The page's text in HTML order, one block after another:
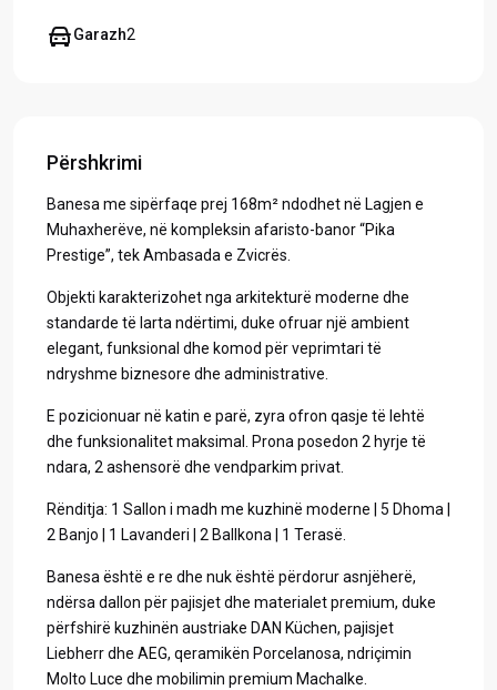
Garazh2
Përshkrimi
Banesa me sipërfaqe prej 168m² ndodhet në Lagjen e
Muhaxherëve, në kompleksin afaristo-banor “Pika
Prestige”, tek Ambasada e Zvicrës.
Objekti karakterizohet nga arkitekturë moderne dhe
standarde të larta ndërtimi, duke ofruar një ambient
elegant, funksional dhe komod për veprimtari të
ndryshme biznesore dhe administrative.
E pozicionuar në katin e parë, zyra ofron qasje të lehtë
dhe funksionalitet maksimal. Prona posedon 2 hyrje të
ndara, 2 ashensorë dhe vendparkim privat.
Rënditja: 1 Sallon i madh me kuzhinë moderne | 5 Dhoma |
2 Banjo | 1 Lavanderi | 2 Ballkona | 1 Terasë.
Banesa është e re dhe nuk është përdorur asnjëherë,
ndërsa dallon për pajisjet dhe materialet premium, duke
përfshirë kuzhinën austriake DAN Küchen, pajisjet
Liebherr dhe AEG, qeramikën Porcelanosa, ndriçimin
Molto Luce dhe mobilimin premium Machalke.